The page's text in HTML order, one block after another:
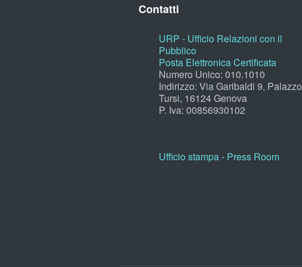
Contatti
URP - Ufficio Relazioni con il
Pubblico
Posta Elettronica Certificata
Numero Unico: 010.1010
Indirizzo: Via Garibaldi 9, Palazzo
Tursi, 16124 Genova
P. Iva: 00856930102
Ufficio stampa - Press Room